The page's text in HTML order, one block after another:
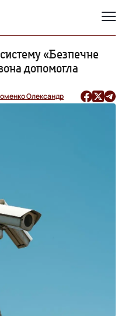
«Безпечне
допомогла
Олександр